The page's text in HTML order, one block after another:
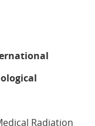
Radiation